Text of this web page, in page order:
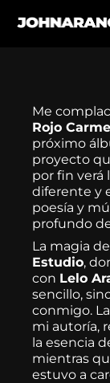
Me
Rojo
próximo
proyecto
por fin verá
diferente y
poesía y
profundo
La magia de
Estudio,
con Lelo
sencillo,
conmigo.
mi autoría,
la esencia
mientras
estuvo a